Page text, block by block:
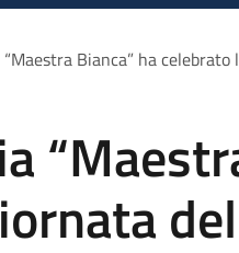
Bianca” ha